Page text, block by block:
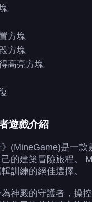
方塊
方塊
高亮方塊
遊戲介紹
》(MineGame)是一
的建築冒險旅程。
訓練的絕佳選擇。
神殿的守護者，操